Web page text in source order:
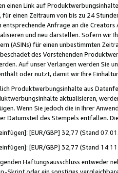
einen Link auf
einen Zeitraum von bis zu 24
Anfrage an die
und neu darstellen. Sofern wir
(ASINs) für einen unbestimmten
des Vorstehenden
Auf unser Verlangen werden Sie
oder nutzt, damit wir Ihre
Produktwerbungsinhalte aus
aktualisieren,
Wenn Sie jedoch die in Ihrer
Datumsteil des Stempels entfallen.
[EUR/GBP] 32,77 (Stand
[EUR/GBP] 32,77 (Stand
Haftungsausschluss entweder
Skript oder ein sonstiges